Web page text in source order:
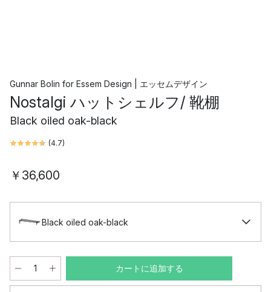
Gunnar Bolin for Essem Design | エッセムデザイン
Nostalgi ハットシェルフ/ 靴棚
Black oiled oak-black
(4.7)
￥36,600
Black oiled oak-black
カートに追加する